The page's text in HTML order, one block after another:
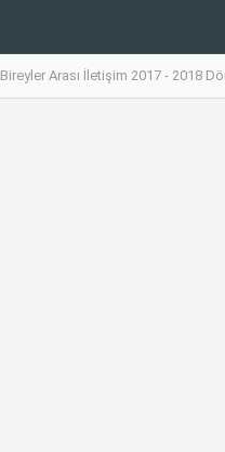
Bireyler Arası İletişim 2017 - 2018